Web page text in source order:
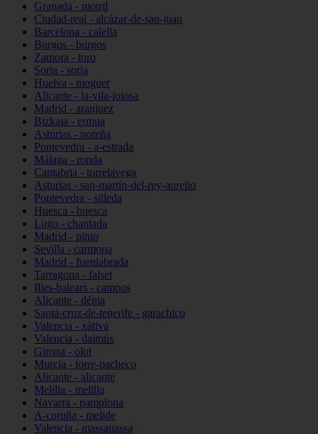
Granada - motril
Ciudad-real - alcázar-de-san-juan
Barcelona - calella
Burgos - burgos
Zamora - toro
Soria - soria
Huelva - moguer
Alicante - la-vila-joiosa
Madrid - aranjuez
Bizkaia - ermua
Asturias - noreña
Pontevedra - a-estrada
Málaga - ronda
Cantabria - torrelavega
Asturias - san-martín-del-rey-aurelio
Pontevedra - silleda
Huesca - huesca
Lugo - chantada
Madrid - pinto
Sevilla - carmona
Madrid - fuenlabrada
Tarragona - falset
Illes-balears - campos
Alicante - dénia
Santa-cruz-de-tenerife - garachico
Valencia - xàtiva
Valencia - daimús
Girona - olot
Murcia - torre-pacheco
Alicante - alicante
Melilla - melilla
Navarra - pamplona
A-coruña - melide
Valencia - massanassa